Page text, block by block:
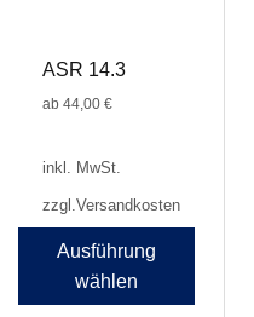
ASR 14.3
ab 44,00 €
inkl. MwSt.
zzgl.Versandkosten
Ausführung
wählen